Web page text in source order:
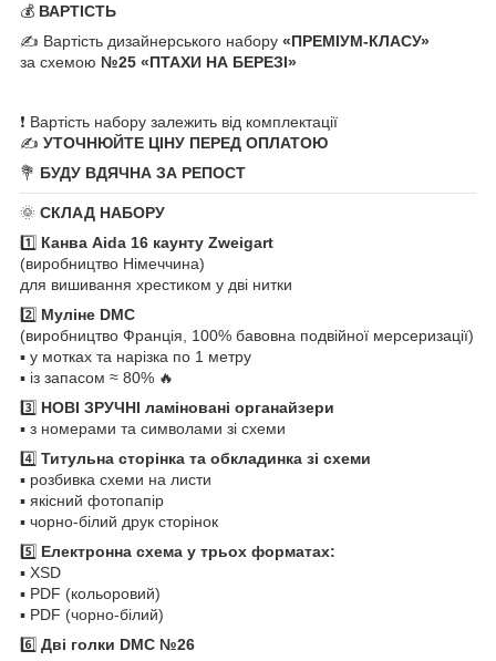
💰 ВАРТІСТЬ
✍️ Вартість дизайнерського набору «ПРЕМІУМ-КЛАСУ»
за схемою №25 «ПТАХИ НА БЕРЕЗІ»
❗ Вартість набору залежить від комплектації
✍️ УТОЧНЮЙТЕ ЦІНУ ПЕРЕД ОПЛАТОЮ
💐 БУДУ ВДЯЧНА ЗА РЕПОСТ
🌞 СКЛАД НАБОРУ
1️⃣ Канва Aida 16 каунту Zweigart
(виробництво Німеччина)
для вишивання хрестиком у дві нитки
2️⃣ Муліне DMC
(виробництво Франція, 100% бавовна подвійної мерсеризації)
▪️ у мотках та нарізка по 1 метру
▪️ із запасом ≈ 80% 🔥
3️⃣ НОВІ ЗРУЧНІ ламіновані органайзери
▪️ з номерами та символами зі схеми
4️⃣ Титульна сторінка та обкладинка зі схеми
▪️ розбивка схеми на листи
▪️ якісний фотопапір
▪️ чорно-білий друк сторінок
5️⃣ Електронна схема у трьох форматах:
▪️ XSD
▪️ PDF (кольоровий)
▪️ PDF (чорно-білий)
6️⃣ Дві голки DMC №26